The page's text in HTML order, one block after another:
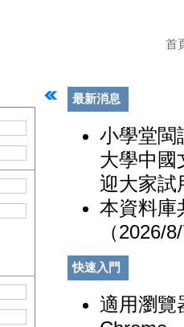
首
最新消息
小學堂閩
大學中國
迎大家試
本資料庫
（2026/
快速入門
適用瀏覽